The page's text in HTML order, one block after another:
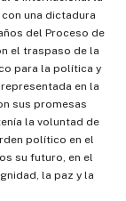
una dictadura
del Proceso de
el traspaso de la
para la política y
en la
sus promesas
la voluntad de
político en el
su futuro, en el
la paz y la